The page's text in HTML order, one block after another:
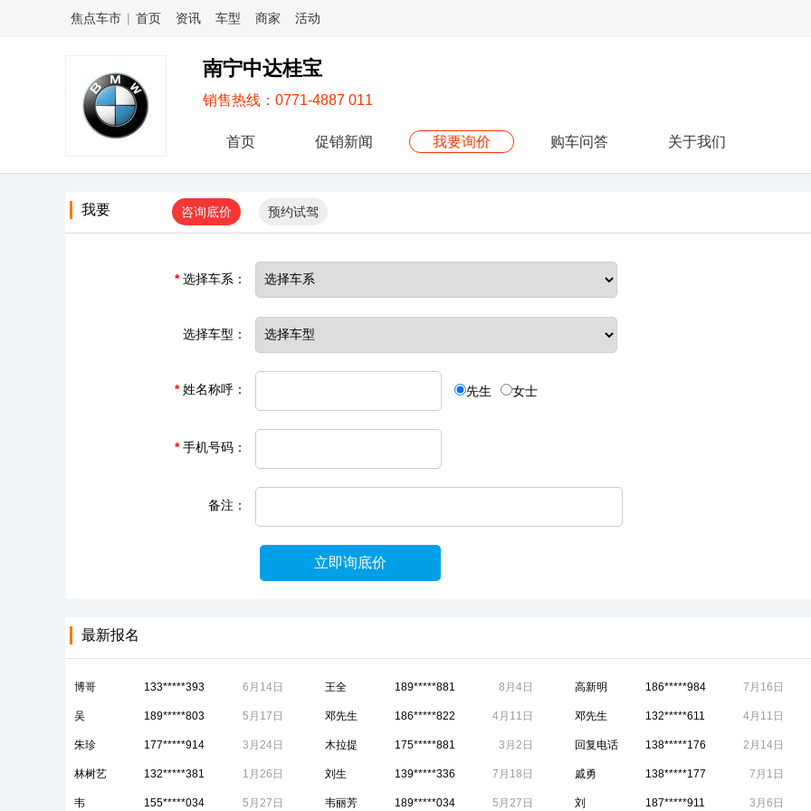
焦点车市 | 首页 资讯 车型 商家 活动
南宁中达桂宝
销售热线：0771-4887 011
首页 促销新闻 我要询价 购车问答 关于我们
我要 预约试驾
咨询底价
*选择车系：
选择车型：
*姓名称呼： 先生 女士
*手机号码：
备注：
立即询底价
最新报名
博哥 133*****393 6月14日 王全 189*****881 8月4日 高新明 186*****984 7月16日
吴 189*****803 5月17日 邓先生 186*****822 4月11日 邓先生 132*****611 4月11日
朱珍 177*****914 3月24日 木拉提 175*****881 3月2日 回复电话 138*****176 2月14日
林树艺 132*****381 1月26日 刘生 139*****336 7月18日 戚勇 138*****177 7月1日
韦 155*****034 5月27日 韦丽芳 189*****034 5月27日 刘 187*****911 3月6日